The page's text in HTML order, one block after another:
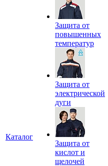
Каталог
Защита от
повышенных
температур
Защита от
электрической
дуги
Защита от
кислот и
щелочей